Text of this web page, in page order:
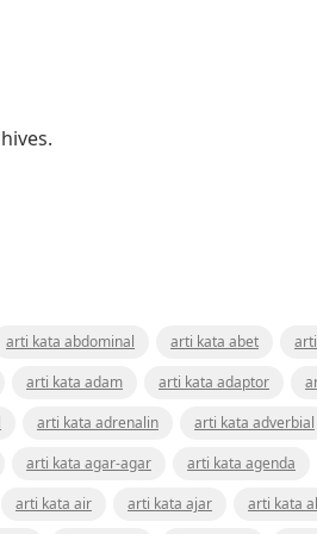
arti kata abdominal arti kata abet
arti kata adam arti kata adaptor
arti kata adrenalin arti kata adverbial
arti kata agar-agar arti kata agenda
arti kata air arti kata ajar arti kata